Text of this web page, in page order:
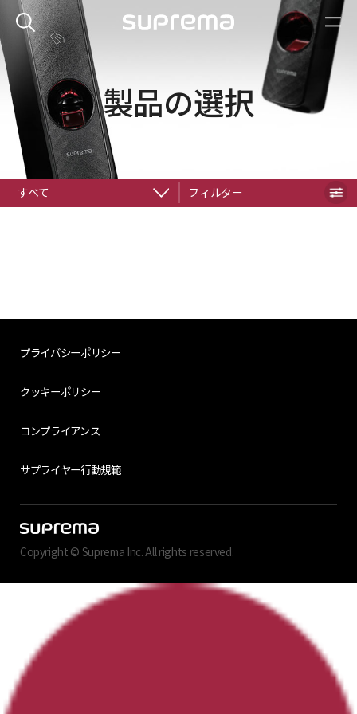
製品の選択
すべて フィルター
プライバシーポリシー
クッキーポリシー
コンプライアンス
サプライヤー行動規範
Copyright © Suprema Inc. All rights reserved.